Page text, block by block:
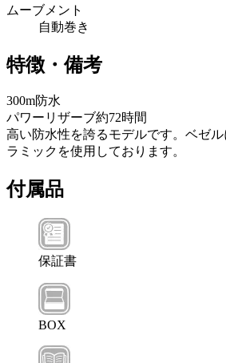
ムーブメント
自動巻き
特徴・備考
300m防水
パワーリザーブ約72時間
高い防水性を誇るモデルです。ベゼ
ラミックを使用しております。
付属品
保証書
BOX